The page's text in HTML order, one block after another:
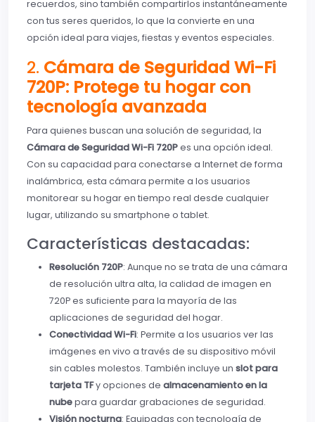
recuerdos, sino también compartirlos instantáneamente
con tus seres queridos, lo que la convierte en una
opción ideal para viajes, fiestas y eventos especiales.
2. Cámara de Seguridad Wi-Fi
720P: Protege tu hogar con
tecnología avanzada
Para quienes buscan una solución de seguridad, la
Cámara de Seguridad Wi-Fi 720Pes una opción ideal.
Con su capacidad para conectarse a Internet de forma
inalámbrica, esta cámara permite a los usuarios
monitorear su hogar en tiempo real desde cualquier
lugar, utilizando su smartphone o tablet.
Características destacadas:
Resolución 720P: Aunque no se trata de una cámara
de resolución ultra alta, la calidad de imagen en
720P es suficiente para la mayoría de las
aplicaciones de seguridad del hogar.
Conectividad Wi-Fi: Permite a los usuarios ver las
imágenes en vivo a través de su dispositivo móvil
sin cables molestos. También incluye un slot para
tarjeta TFy opciones de almacenamiento en la
nubepara guardar grabaciones de seguridad.
Visión nocturna: Equipadas con tecnología de